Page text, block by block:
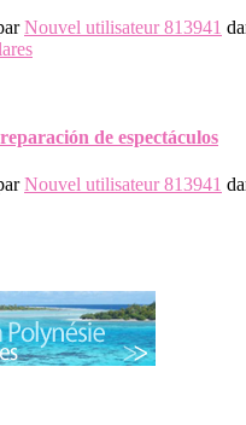
Nouvel utilisateur 813941
de espectáculos
Nouvel utilisateur 813941